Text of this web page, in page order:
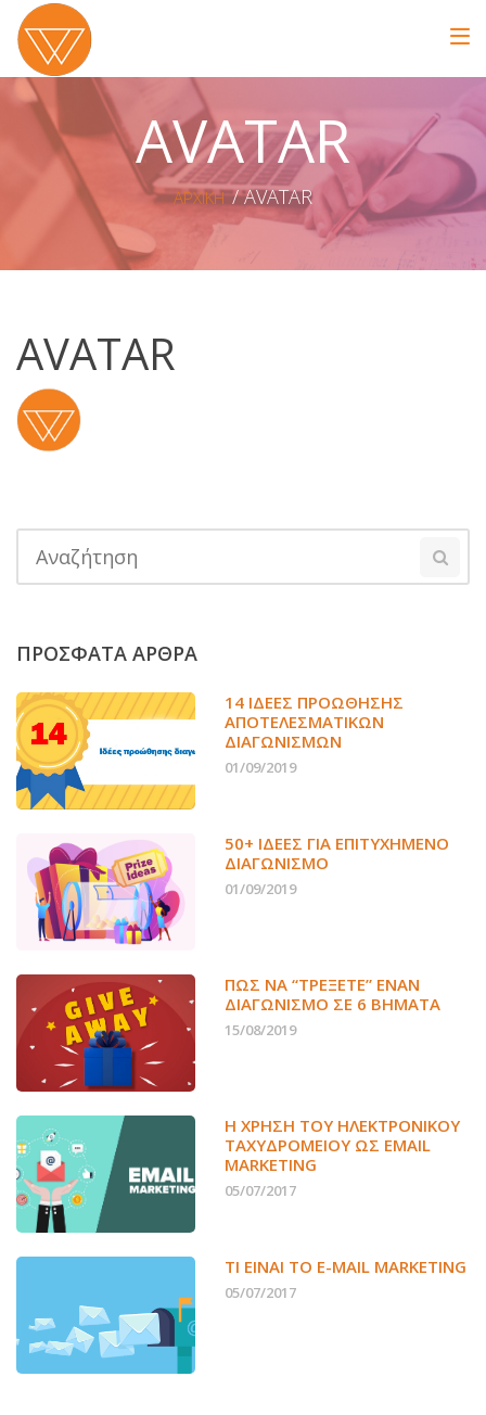
AVATAR
ΑΡΧΙΚΗ AVATAR
AVATAR
ΠΡΟΣΦΑΤΑ ΑΡΘΡΑ
14 ΙΔΈΕΣ ΠΡΟΏΘΗΣΗΣ
ΑΠΟΤΕΛΕΣΜΑΤΙΚΏΝ
ΔΙΑΓΩΝΙΣΜΏΝ
01/09/2019
50+ ΙΔΕΕΣ ΓΙΑ ΕΠΙΤΥΧΗΜΕΝΟ
ΔΙΑΓΩΝΙΣΜΟ
01/09/2019
ΠΏΣ ΝΑ “ΤΡΈΞΕΤΕ” ΈΝΑΝ
ΔΙΑΓΩΝΙΣΜΌ ΣΕ 6 ΒΉΜΑΤΑ
15/08/2019
Η ΧΡΉΣΗ ΤΟΥ ΗΛΕΚΤΡΟΝΙΚΟΎ
ΤΑΧΥΔΡΟΜΕΊΟΥ ΩΣ EMAIL
MARKETING
05/07/2017
ΤΙ ΕΊΝΑΙ ΤΟ E-MAIL MARKETING
05/07/2017